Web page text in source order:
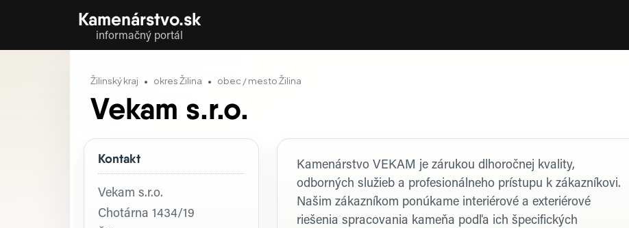
Kamenárstvo.sk
informačný portál
Žilinský kraj okres Žilina obec / mesto Žilina
Vekam s.r.o.
Kontakt
Vekam s.r.o.
Chotárna 1434/19
Profil firmy
Kamenárstvo VEKAM je zárukou dlhoročnej kvality,
odborných služieb a profesionálneho prístupu k zákazníkovi.
Našim zákazníkom ponúkame interiérové a exteriérové
riešenia spracovania kameňa podľa ich špecifických